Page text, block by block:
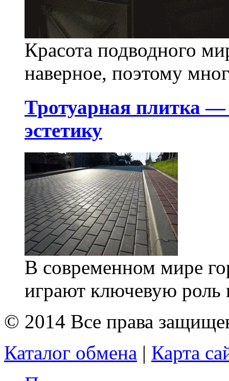
Красота подводного
наверное, поэтому
Тротуарная плитка —
эстетику
В современном мире
играют ключевую роль
© 2014 Все права
Каталог обмена | Карта